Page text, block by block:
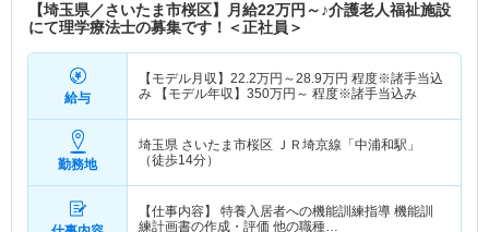
【埼玉県／さいたま市桜区】月給22万円～♪介護老人福祉施設
にて理学療法士の募集です！＜正社員＞
給与
【モデル月収】 22.2万円～28.9万円 程度※諸手当込
み 【モデル年収】 350万円～ 程度※諸手当込み
勤務地
埼玉県 さいたま市桜区 ＪＲ埼京線「中浦和駅」
（徒歩14分）
【仕事内容】 特養入居者への機能訓練指導 機能訓
練計画書の作成・評価 他の職種…